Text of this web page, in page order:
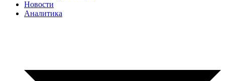
Новости
Аналитика